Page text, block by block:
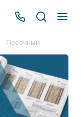
Песочный